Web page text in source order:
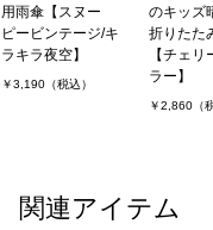
用雨傘【スヌー
ピービンテージ/キ
ラキラ夜空】
￥3,190（税込）
のキッズ
折りたた
【チェリ
ラー】
￥2,860（
関連アイテム